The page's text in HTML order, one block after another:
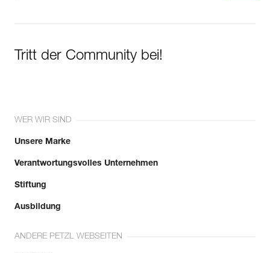
Tritt der Community bei!
WER WIR SIND
Unsere Marke
Verantwortungsvolles Unternehmen
Stiftung
Ausbildung
ANDERE PETZL WEBSEITEN